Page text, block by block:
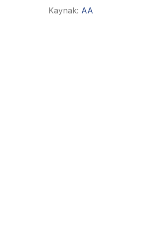
Kaynak: AA